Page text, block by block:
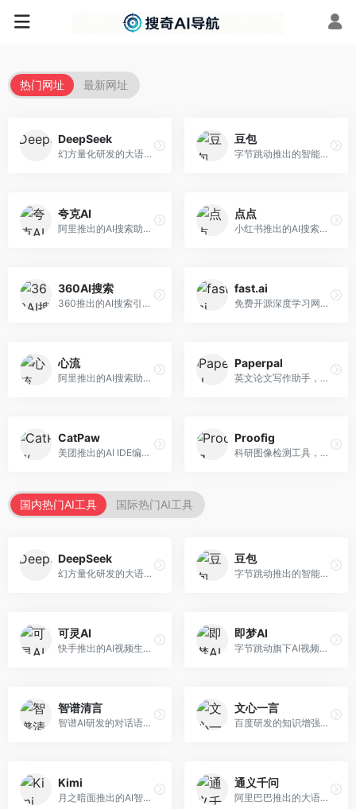
热门网址 最新网址
DeepSeek
幻方量化研发的大语言模型平台，专注于深度推理和代码生成能力。面向开发者、研究人员和技术爱好者，提供强大的逻辑推理和数学计算功能，开源生态完善，API接口友好。
豆包
字节跳动推出的智能对话助手平台，提供文本创作、知识问答、英语学习等多种AI服务。面向普通用户和内容创作者，支持多轮对话和文件解析，免费使用，响应速度快，中文理解能力强。
夸克AI
阿里推出的AI搜索助手，整合搜索与AI功能。面向年轻用户，提供智能搜索、文档处理、学习辅助等服务，与夸克生态深度整合。
点点
小红书推出的AI搜索应用，专注于生活方式内容搜索。面向小红书用户，提供生活攻略、消费决策、内容推荐等服务，生活方式内容丰富。
360AI搜索
360推出的AI搜索引擎，专注于安全智能搜索。面向普通用户，提供智能问答、网页搜索、内容整理等服务，安全防护能力强。
fast.ai
免费开源深度学习网站，专注于实用AI教学。面向开发者，提供免费深度学习课程、实战项目、代码库等资源，学习门槛低。
心流
阿里推出的AI搜索助手，专注于智能信息获取。面向普通用户，提供智能搜索、内容整理、知识问答等服务，与阿里生态深度整合。
Paperpal
英文论文写作助手，专注于学术英语润色。面向需要发表国际期刊的研究者，提供语法检查、学术表达优化、格式规范等服务，英语表达地道专业。
CatPaw
美团推出的AI IDE编程工具，专注于本地开发生态。面向开发者，提供智能代码补全、代码生成、项目管理等服务，本地开发体验好。
Proofig
科研图像检测工具，专注于学术图像完整性验证。面向科研人员，提供图像检测、重复分析、报告生成等服务，学术检测专业。
国内热门AI工具 国际热门AI工具
DeepSeek
幻方量化研发的大语言模型平台，专注于深度推理和代码生成能力。面向开发者、研究人员和技术爱好者，提供强大的逻辑推理和数学计算功能，开源生态完善，API接口友好。
豆包
字节跳动推出的智能对话助手平台，提供文本创作、知识问答、英语学习等多种AI服务。面向普通用户和内容创作者，支持多轮对话和文件解析，免费使用，响应速度快，中文理解能力强。
可灵AI
快手推出的AI视频生成平台，支持文生视频和图生视频，可生成长达2分钟的高质量视频内容。面向短视频创作者和营销人员，操作简便，生成效果逼真，适合商业推广和创意表达。
即梦AI
字节跳动旗下AI视频创作平台，支持多模态内容生成。面向内容创作者和营销人员，提供文生视频、图生视频、智能剪辑等功能，中文理解能力强，创作效率高。
智谱清言
智谱AI研发的对话语言模型，支持中英双语交互。面向中文用户和开发者，提供知识问答、代码编写、文档解读等服务，开源生态完善，学术研究背景深厚。
文心一言
百度研发的知识增强大语言模型，深度融合百度知识图谱和搜索能力。面向中文用户，提供知识问答、文本创作、逻辑推理等服务，中文语境理解准确，知识覆盖面广。
Kimi
月之暗面推出的AI智能助手，核心优势在于超长文本处理能力，支持20万字以上文档分析。面向学术研究者、职场人士和内容创作者，提供文档解读、PPT生成、联网搜索等综合服务。
通义千问
阿里巴巴推出的大语言模型平台，提供对话问答、文档处理、图像理解、代码编写等全方位AI服务。面向企业用户和个人开发者，集成阿里云生态，支持多模态交互，企业级安全保障。